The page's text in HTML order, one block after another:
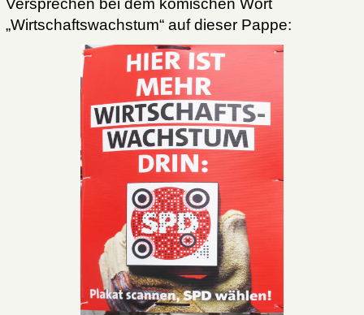
Versprechen bei dem komischen Wort
„Wirtschaftswachstum“ auf dieser Pappe: